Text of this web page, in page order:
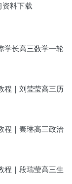
资料下载
学长高三数学一轮
程｜刘莹莹高三历
程｜秦琳高三政治
程｜段瑞莹高三生